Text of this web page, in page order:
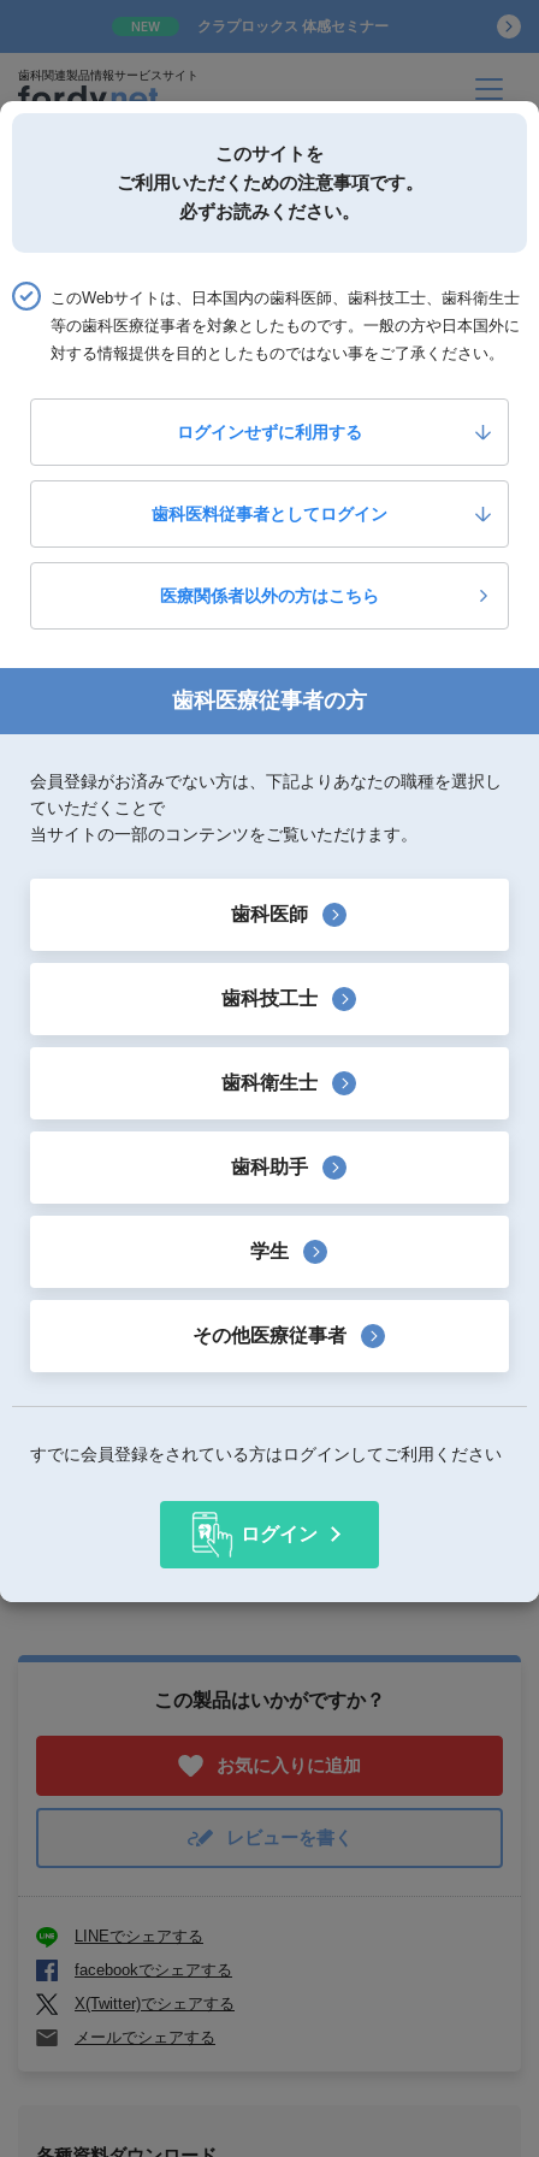
NEW クラプロックス 体感セミナー
歯科関連製品情報サービスサイト
詳細検索 お気に入り
ホーム 製品一覧 製品詳細「JDSルーペ専用除菌クリーナー」
￥1,800-
診療材料 診療用材料雑品
｢JDSルーペ専用除菌クリーナー｣は、弱酸性次亜塩素酸と
浸漬洗浄ができないルーペやマイクロのレンズを痛めるこ
“特許製法による安定化弱酸性の次亜塩素酸”に同じく特許
製法による“ナノ洗浄成分”を配合し、除菌･洗浄･消臭が同
時に発揮される『次亜塩素酸ナノ洗浄液』です。
製品詳細
価格詳細情報
100cc
弱酸性次亜塩素酸クリーナー
この製品はいかがですか？
お気に入りに追加
レビューを書く
LINEでシェアする
facebookでシェアする
X(Twitter)でシェアする
メールでシェアする
このサイトを
ご利用いただくための注意事項です。
必ずお読みください。
このWebサイトは、日本国内の歯科医師、歯科技工士、歯科衛生士
等の歯科医療従事者を対象としたものです。一般の方や日本国外に
対する情報提供を目的としたものではない事をご了承ください。
ログインせずに利用する
歯科医料従事者としてログイン
医療関係者以外の方はこちら
歯科医療従事者の方
会員登録がお済みでない方は、下記よりあなたの職種を選択し
ていただくことで
当サイトの一部のコンテンツをご覧いただけます。
歯科医師
歯科技工士
歯科衛生士
歯科助手
学生
その他医療従事者
すでに会員登録をされている方はログインしてご利用ください
ログイン